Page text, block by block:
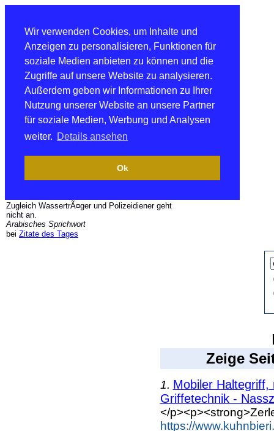
Wir verwenden Cookies, um Inhalte und
Anzeigen zu personalisieren, Funktionen für
soziale Medien anbieten zu können und die
Zugriffe auf unsere Website zu analysieren.
Außerdem geben wir Informationen zu Ihrer
Nutzung unserer Website an unsere Partner
für soziale Medien, Werbung und Analysen
weiter. Details ansehen
Ok
Zugleich WassertrÃ¤ger und Polizeidiener geht
nicht an.
Arabisches Sprichwort
bei Zitate des Tages
Zeige
1. Mobiler
Griffetechnik -
</
https://